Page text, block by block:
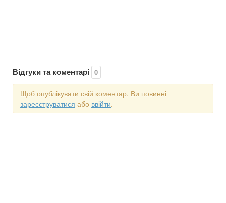
Відгуки та коментарі 0
Щоб опублікувати свій коментар, Ви повинні
зареєструватися або ввійти.